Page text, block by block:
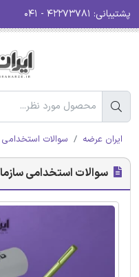
پشتیبانی:
ایران عرضه سوالات استخدامی
سوالات استخدامی